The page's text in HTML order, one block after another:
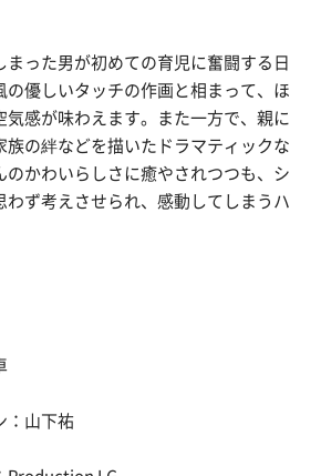
まった男が初めての育児に奮闘する日
の優しいタッチの作画と相まって、ほ
気感が味わえます。また一方で、親に
族の絆などを描いたドラマティックな
のかわいらしさに癒やされつつも、シ
わず考えさせられ、感動してしまうハ
：山下祐